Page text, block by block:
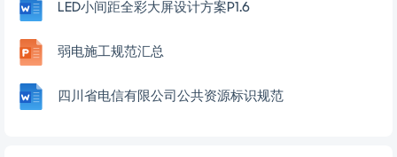
LED小间距全彩大屏设计方案P1.6
弱电施工规范汇总
四川省电信有限公司公共资源标识规范